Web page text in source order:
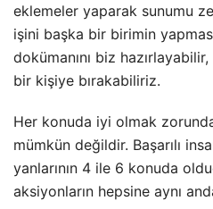
eklemeler yaparak sunumu
işini başka bir birimin
dokümanını biz
bir kişiye bırakabiliriz.
Her konuda iyi olmak
mümkün değildir. Başarılı
yanlarının 4 ile 6 konuda
aksiyonların hepsine aynı